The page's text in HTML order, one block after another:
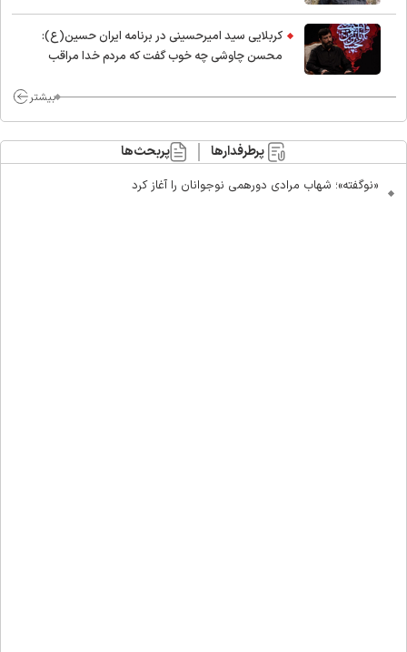
کربلایی سید امیر‌حسینی در برنامه ایران حسین(ع):
محسن چاوشی چه خوب گفت که مردم خدا مراقب
بیشتر
پرطرفدارها پربحث‌ها
«نوگفته»؛ شهاب مرادی دورهمی نوجوانان را آغاز کرد